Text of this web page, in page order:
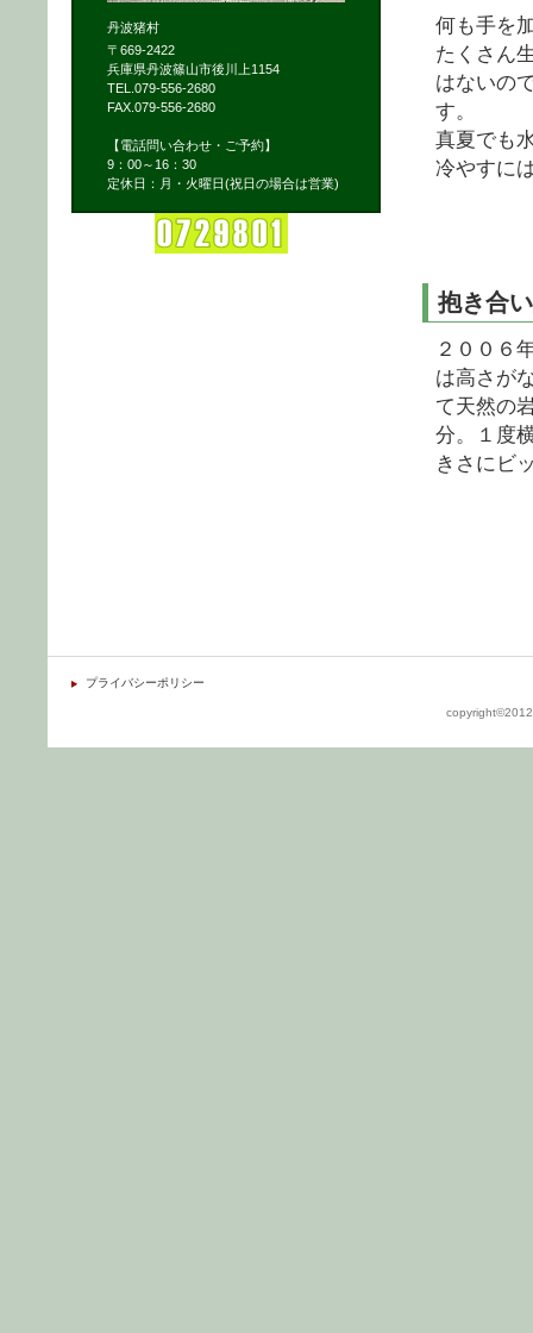
何も手を
たくさん
はないの
す。
真夏でも
冷やすに
抱き合
２００６
は高さが
て天然の
分。１度
きさにビ
丹波猪村
〒669-2422
兵庫県丹波篠山市後川上1154
TEL.079-556-2680
FAX.079-556-2680
【電話問い合わせ・ご予約】
9：00～16：30
定休日：月・火曜日(祝日の場合は営業)
プライバシーポリシー